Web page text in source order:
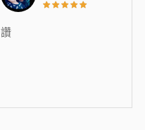
讚